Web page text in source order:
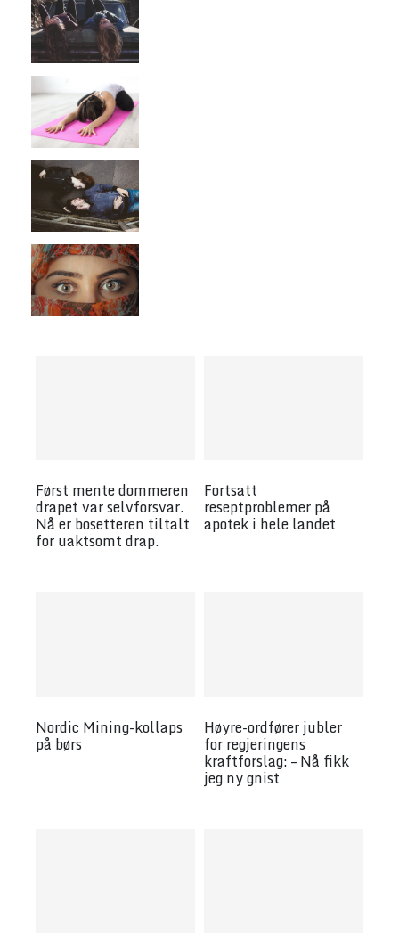
Først mente dommeren
drapet var selvfor­svar.
Nå er boset­teren tiltalt
for uaktsomt drap.
Fortsatt
reseptproblemer på
apotek i hele landet
Nordic Mining-kollaps
på børs
Høyre-ordfører jubler
for regjeringens
kraftforslag: – Nå fikk
jeg ny gnist